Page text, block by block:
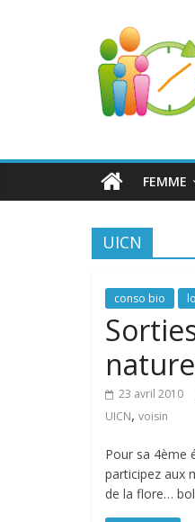
24h
toute
famille
FEMME
UICN
conso bio
23 avril 2010
UICN, voisin
Pour sa 4ème
participez aux
de la flore…